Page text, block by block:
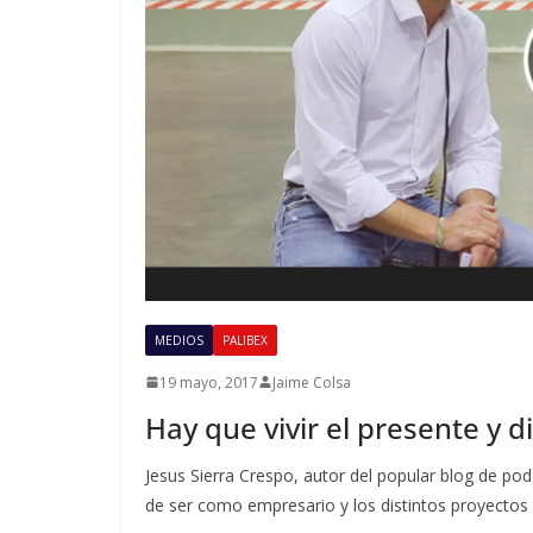
MEDIOS PALIBEX
19 mayo, 2017 Jaime Colsa
Hay que vivir el presente y
Jesus Sierra Crespo, autor del popular blog de
de ser como empresario y los distintos